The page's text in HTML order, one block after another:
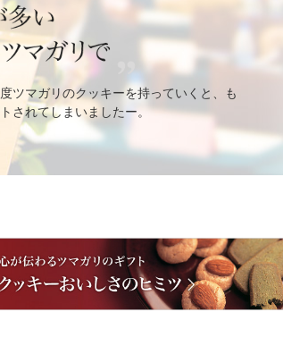
ツマガリのクッキーを持っていくと、も
されてしまいましたー。